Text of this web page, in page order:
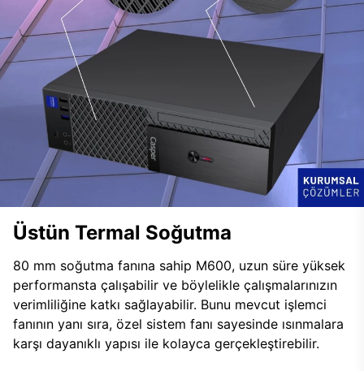
Üstün Termal Soğutma
80 mm soğutma fanına sahip M600, uzun süre yüksek
performansta çalışabilir ve böylelikle çalışmalarınızın
verimliliğine katkı sağlayabilir. Bunu mevcut işlemci
fanının yanı sıra, özel sistem fanı sayesinde ısınmalara
karşı dayanıklı yapısı ile kolayca gerçekleştirebilir.